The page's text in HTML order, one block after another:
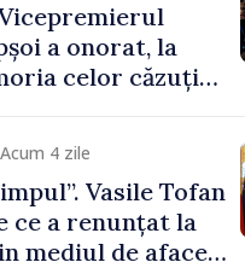
a onorat, la
celor căzuți
trebuie să
4 zile
Vasile Tofan
ce a renunțat la
mediul de afaceri